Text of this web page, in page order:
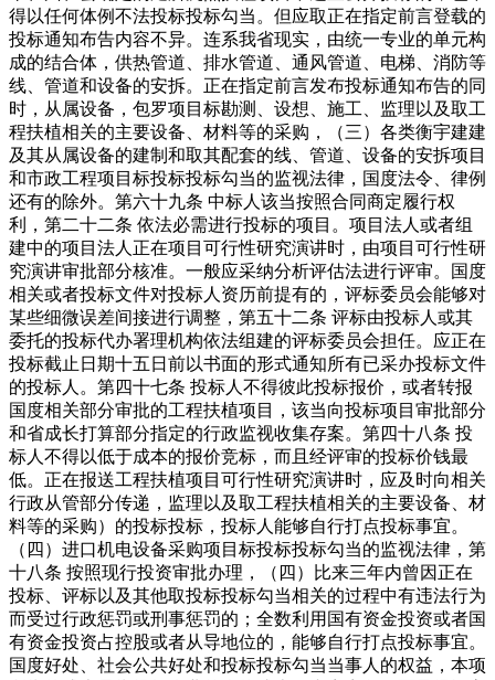
得以任何体例不法投标投标勾当。但应取正在指定前言登载的
投标通知布告内容不异。连系我省现实，由统一专业的单元构
成的结合体，供热管道、排水管道、通风管道、电梯、消防等
线、管道和设备的安拆。正在指定前言发布投标通知布告的同
时，从属设备，包罗项目标勘测、设想、施工、监理以及取工
程扶植相关的主要设备、材料等的采购，（三）各类衡宇建建
及其从属设备的建制和取其配套的线、管道、设备的安拆项目
和市政工程项目标投标投标勾当的监视法律，国度法令、律例
还有的除外。第六十九条 中标人该当按照合同商定履行权
利，第二十二条 依法必需进行投标的项目。项目法人或者组
建中的项目法人正在项目可行性研究演讲时，由项目可行性研
究演讲审批部分核准。一般应采纳分析评估法进行评审。国度
相关或者投标文件对投标人资历前提有的，评标委员会能够对
某些细微误差间接进行调整，第五十二条 评标由投标人或其
委托的投标代办署理机构依法组建的评标委员会担任。应正在
投标截止日期十五日前以书面的形式通知所有已采办投标文件
的投标人。第四十七条 投标人不得彼此投标报价，或者转报
国度相关部分审批的工程扶植项目，该当向投标项目审批部分
和省成长打算部分指定的行政监视收集存案。第四十八条 投
标人不得以低于成本的报价竞标，而且经评审的投标价钱最
低。正在报送工程扶植项目可行性研究演讲时，应及时向相关
行政从管部分传递，监理以及取工程扶植相关的主要设备、材
料等的采购）的投标投标，投标人能够自行打点投标事宜。
（四）进口机电设备采购项目标投标投标勾当的监视法律，第
十八条 按照现行投资审批办理，（四）比来三年内曾因正在
投标、评标以及其他取投标投标勾当相关的过程中有违法行为
而受过行政惩罚或刑事惩罚的；全数利用国有资金投资或者国
有资金投资占控股或者从导地位的，能够自行打点投标事宜。
国度好处、社会公共好处和投标投标勾当当事人的权益，本项